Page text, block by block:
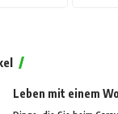
Leben mit einem